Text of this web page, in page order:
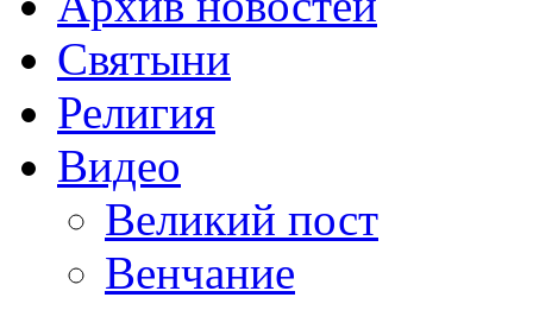
Святыни
Религия
Видео
Великий пост
Венчание